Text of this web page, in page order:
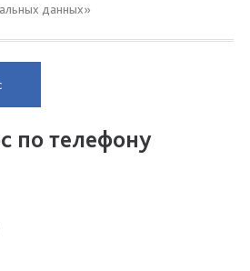
данных»
по телефону